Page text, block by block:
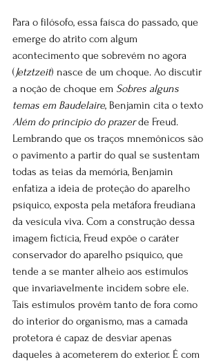
Para o filósofo, essa faísca do passado, que
emerge do atrito com algum
acontecimento que sobrevém no agora
(Jetztzeit) nasce de um choque. Ao discutir
a noção de choque em Sobres alguns
temas em Baudelaire, Benjamin cita o texto
Além do principio do prazer de Freud.
Lembrando que os traços mnemônicos são
o pavimento a partir do qual se sustentam
todas as teias da memória, Benjamin
enfatiza a ideia de proteção do aparelho
psíquico, exposta pela metáfora freudiana
da vesícula viva. Com a construção dessa
imagem fictícia, Freud expõe o caráter
conservador do aparelho psíquico, que
tende a se manter alheio aos estímulos
que invariavelmente incidem sobre ele.
Tais estímulos provêm tanto de fora como
do interior do organismo, mas a camada
protetora é capaz de desviar apenas
daqueles à acometerem do exterior. É com